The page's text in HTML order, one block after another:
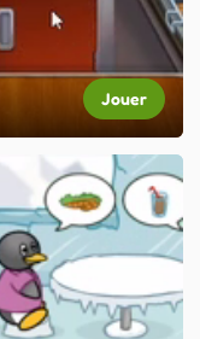
Jouer